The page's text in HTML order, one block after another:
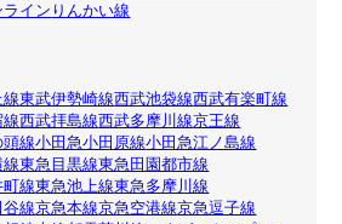
イン りんかい線
線東武伊勢崎線西武池袋線西武有楽町線
線西武拝島線西武多摩川線京王線
頭線小田急小田原線小田急江ノ島線
線東急目黒線東急田園都市線
町線東急池上線東急多摩川線
谷線京急本線京急空港線京急逗子線